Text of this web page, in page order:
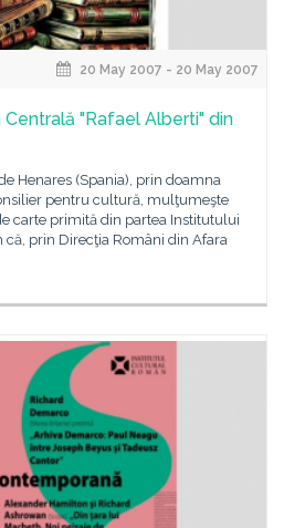
20 May 2007 - 20 May 2007
"Rafael Alberti" din
Henares (Spania), prin doamna
pentru cultură, mulţumeşte
carte primită din partea Institutului
prin Direcţia Români din Afara